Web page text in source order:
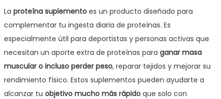
La proteína suplemento es un producto diseñado para
complementar tu ingesta diaria de proteínas. Es
especialmente útil para deportistas y personas activas que
necesitan un aporte extra de proteínas para ganar masa
muscular o incluso perder peso, reparar tejidos y mejorar su
rendimiento físico. Estos suplementos pueden ayudarte a
alcanzar tu objetivo mucho más rápido que solo con